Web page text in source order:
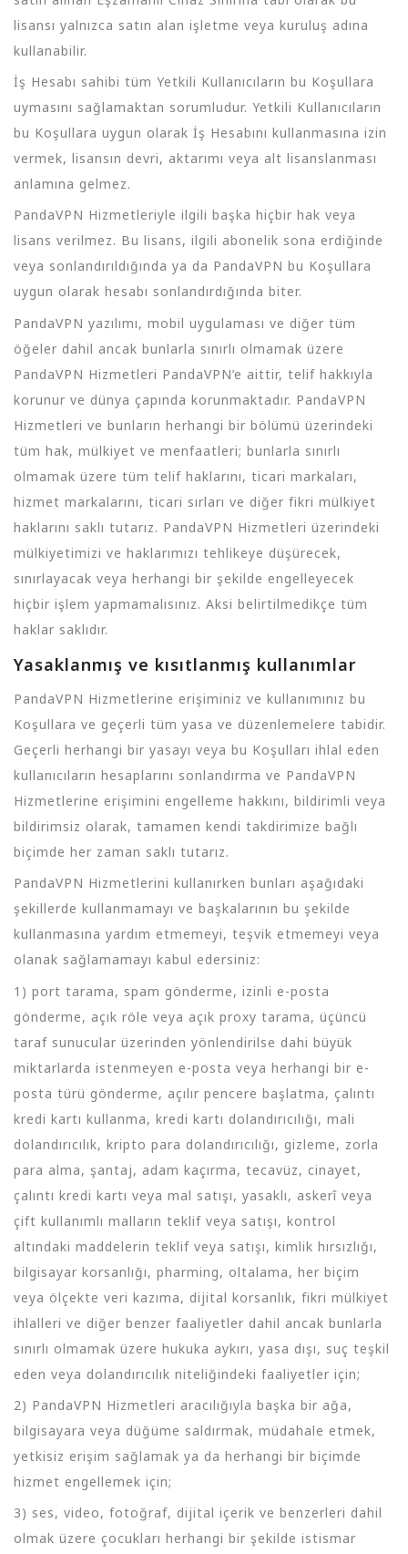
lisansı yalnızca satın alan işletme veya kuruluş adına
kullanabilir.
İş Hesabı sahibi tüm Yetkili Kullanıcıların bu Koşullara
uymasını sağlamaktan sorumludur. Yetkili Kullanıcıların
bu Koşullara uygun olarak İş Hesabını kullanmasına izin
vermek, lisansın devri, aktarımı veya alt lisanslanması
anlamına gelmez.
PandaVPN Hizmetleriyle ilgili başka hiçbir hak veya
lisans verilmez. Bu lisans, ilgili abonelik sona erdiğinde
veya sonlandırıldığında ya da PandaVPN bu Koşullara
uygun olarak hesabı sonlandırdığında biter.
PandaVPN yazılımı, mobil uygulaması ve diğer tüm
öğeler dahil ancak bunlarla sınırlı olmamak üzere
PandaVPN Hizmetleri PandaVPN’e aittir, telif hakkıyla
korunur ve dünya çapında korunmaktadır. PandaVPN
Hizmetleri ve bunların herhangi bir bölümü üzerindeki
tüm hak, mülkiyet ve menfaatleri; bunlarla sınırlı
olmamak üzere tüm telif haklarını, ticari markaları,
hizmet markalarını, ticari sırları ve diğer fikri mülkiyet
haklarını saklı tutarız. PandaVPN Hizmetleri üzerindeki
mülkiyetimizi ve haklarımızı tehlikeye düşürecek,
sınırlayacak veya herhangi bir şekilde engelleyecek
hiçbir işlem yapmamalısınız. Aksi belirtilmedikçe tüm
haklar saklıdır.
Yasaklanmış ve kısıtlanmış kullanımlar
PandaVPN Hizmetlerine erişiminiz ve kullanımınız bu
Koşullara ve geçerli tüm yasa ve düzenlemelere tabidir.
Geçerli herhangi bir yasayı veya bu Koşulları ihlal eden
kullanıcıların hesaplarını sonlandırma ve PandaVPN
Hizmetlerine erişimini engelleme hakkını, bildirimli veya
bildirimsiz olarak, tamamen kendi takdirimize bağlı
biçimde her zaman saklı tutarız.
PandaVPN Hizmetlerini kullanırken bunları aşağıdaki
şekillerde kullanmamayı ve başkalarının bu şekilde
kullanmasına yardım etmemeyi, teşvik etmemeyi veya
olanak sağlamamayı kabul edersiniz:
1) port tarama, spam gönderme, izinli e-posta
gönderme, açık röle veya açık proxy tarama, üçüncü
taraf sunucular üzerinden yönlendirilse dahi büyük
miktarlarda istenmeyen e-posta veya herhangi bir e-
posta türü gönderme, açılır pencere başlatma, çalıntı
kredi kartı kullanma, kredi kartı dolandırıcılığı, mali
dolandırıcılık, kripto para dolandırıcılığı, gizleme, zorla
para alma, şantaj, adam kaçırma, tecavüz, cinayet,
çalıntı kredi kartı veya mal satışı, yasaklı, askerî veya
çift kullanımlı malların teklif veya satışı, kontrol
altındaki maddelerin teklif veya satışı, kimlik hırsızlığı,
bilgisayar korsanlığı, pharming, oltalama, her biçim
veya ölçekte veri kazıma, dijital korsanlık, fikri mülkiyet
ihlalleri ve diğer benzer faaliyetler dahil ancak bunlarla
sınırlı olmamak üzere hukuka aykırı, yasa dışı, suç teşkil
eden veya dolandırıcılık niteliğindeki faaliyetler için;
2) PandaVPN Hizmetleri aracılığıyla başka bir ağa,
bilgisayara veya düğüme saldırmak, müdahale etmek,
yetkisiz erişim sağlamak ya da herhangi bir biçimde
hizmet engellemek için;
3) ses, video, fotoğraf, dijital içerik ve benzerleri dahil
olmak üzere çocukları herhangi bir şekilde istismar